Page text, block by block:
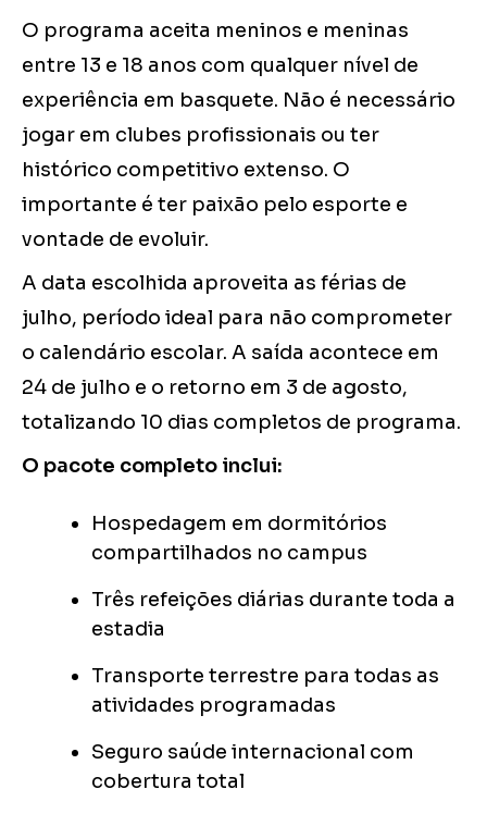
O programa aceita meninos e meninas
entre 13 e 18 anos com qualquer nível de
experiência em basquete. Não é necessário
jogar em clubes profissionais ou ter
histórico competitivo extenso. O
importante é ter paixão pelo esporte e
vontade de evoluir.
A data escolhida aproveita as férias de
julho, período ideal para não comprometer
o calendário escolar. A saída acontece em
24 de julho e o retorno em 3 de agosto,
totalizando 10 dias completos de programa.
O pacote completo inclui:
Hospedagem em dormitórios
compartilhados no campus
Três refeições diárias durante toda a
estadia
Transporte terrestre para todas as
atividades programadas
Seguro saúde internacional com
cobertura total